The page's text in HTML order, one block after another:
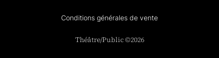
Conditions générales de vente
Théâtre/Public ©2026